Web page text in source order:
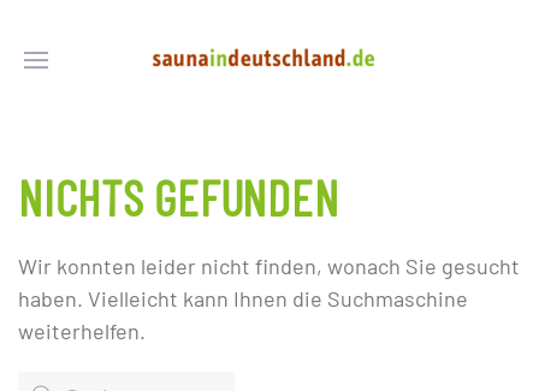
NICHTS GEFUNDEN
Wir konnten leider nicht finden, wonach Sie gesucht
haben. Vielleicht kann Ihnen die Suchmaschine
weiterhelfen.